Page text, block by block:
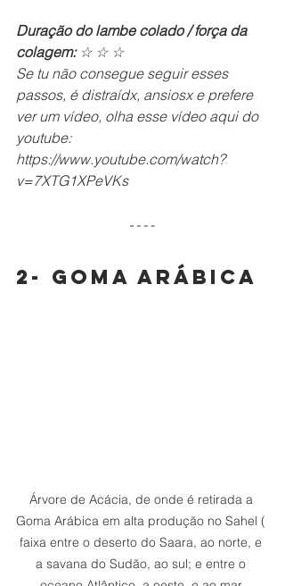
Duração do lambe colado / força da
colagem: ☆ ☆ ☆
Se tu não consegue seguir esses
passos, é distraídx, ansiosx e prefere
ver um vídeo, olha esse vídeo aqui do
youtube:
https://www.youtube.com/watch?
v=7XTG1XPeVKs
2- Goma Arábica
Árvore de Acácia, de onde é retirada a
Goma Arábica em alta produção no Sahel (
faixa entre o deserto do Saara, ao norte, e
a savana do Sudão, ao sul; e entre o